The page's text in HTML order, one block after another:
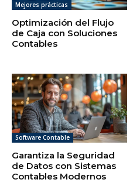
Mejores prácticas
Optimización del Flujo
de Caja con Soluciones
Contables
Software Contable
Garantiza la Seguridad
de Datos con Sistemas
Contables Modernos